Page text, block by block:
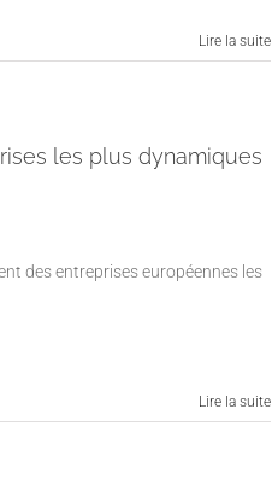
Lire la suite
les plus dynamiques
des entreprises européennes les
Lire la suite